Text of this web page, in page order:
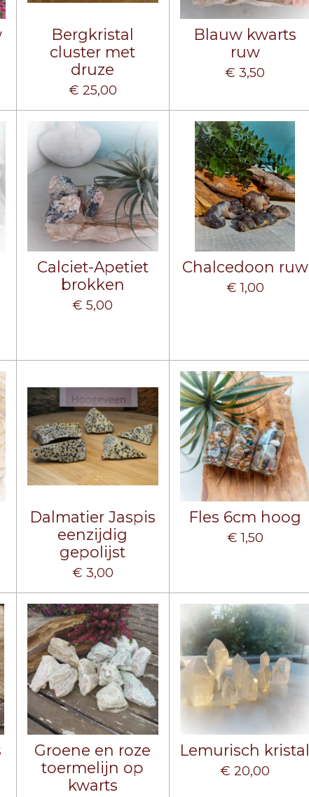
Bergkristal
cluster met
druze
€ 25,00
Blauw kwarts
ruw
€ 3,50
Calciet-Apetiet
brokken
€ 5,00
Chalcedoon ruw
€ 1,00
Dalmatier Jaspis
eenzijdig
gepolijst
€ 3,00
Fles 6cm hoog
€ 1,50
Groene en roze
toermelijn op
kwarts
Lemurisch kristal
€ 20,00